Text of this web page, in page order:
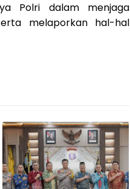
Polri dalam menjaga
melaporkan hal-hal